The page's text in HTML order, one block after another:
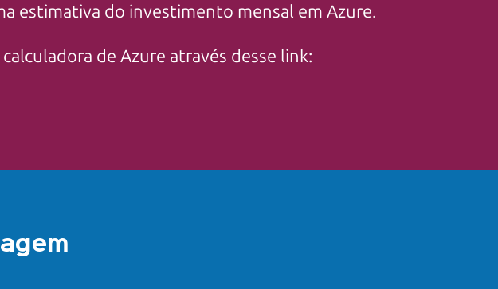
estimativa do investimento mensal em Azure.
de Azure através desse link: